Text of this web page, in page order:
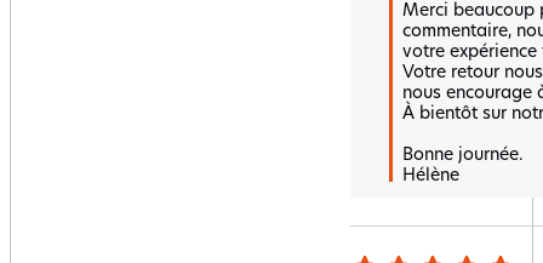
Merci beaucoup
commentaire,
votre
Votre retour
nous
À bientôt sur
Bonne journée.
Hélène